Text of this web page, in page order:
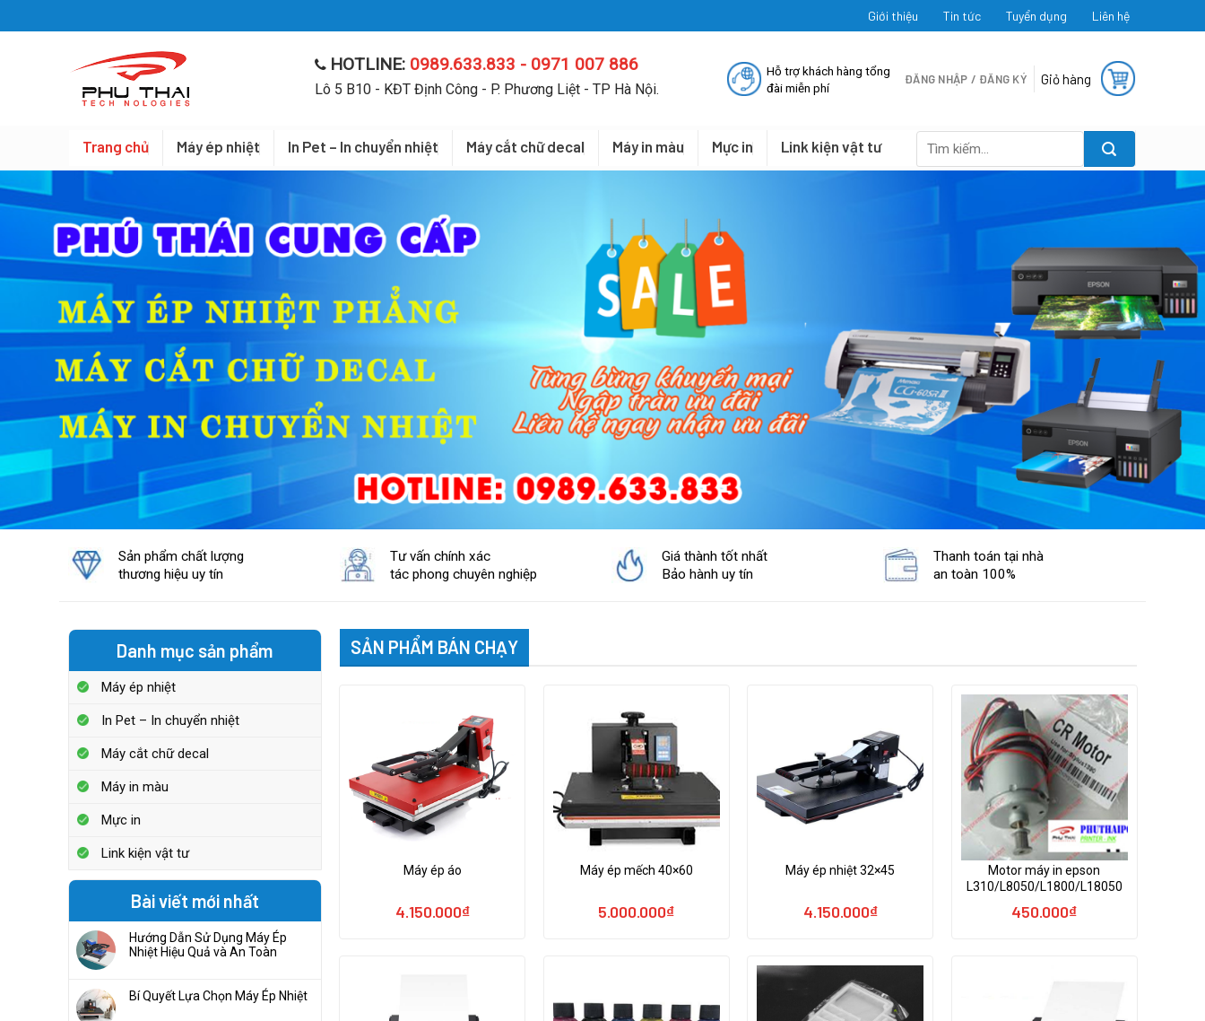
to
Giới thiệu Tin tức Tuyển dụng Liên hệ
HOTLINE: 0989.633.833 - 0971 007 886
Lô 5 B10 - KĐT Định Công - P. Phương Liệt - TP Hà Nội.
Hỗ trợ khách hàng tổng
đài miễn phí
ĐĂNG NHẬP / ĐĂNG KÝ Giỏ hàng
Trang chủ Máy ép nhiệt In Pet – In chuyển nhiệt Máy cắt chữ decal Máy in màu Mực in Link kiện vật tư Tìm
Sản phẩm chất lượng
thương hiệu uy tín
Tư vấn chính xác
tác phong chuyên nghiệp
Giá thành tốt nhất
Bảo hành uy tín
Thanh toán tại nhà
an toàn 100%
Danh mục sản phẩm
Máy ép nhiệt
In Pet – In chuyển nhiệt
Máy cắt chữ decal
Máy in màu
Mực in
Link kiện vật tư
Bài viết mới nhất
Hướng Dẫn Sử Dụng Máy Ép
Nhiệt Hiệu Quả và An Toàn
Bí Quyết Lựa Chọn Máy Ép Nhiệt
SẢN PHẨM BÁN CHẠY
Máy ép áo
4.150.000₫
Máy ép mếch 40×60
5.000.000₫
Máy ép nhiệt 32×45
4.150.000₫
Motor máy in epson
L310/L8050/L1800/L18050
450.000₫